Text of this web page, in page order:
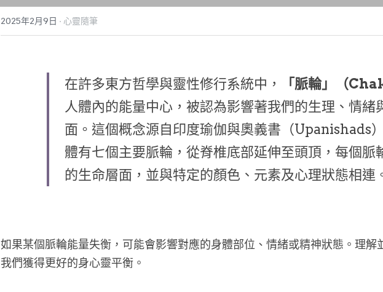
2025年2月9日 · 心靈隨筆
在許多東方哲學與靈性修行系統中，
「脈輪」（
人體內的能量中心，被認為影響著我們的生理、情緒
面。這個概念源自印度瑜伽與奧義書（Upanishads
體有七個主要脈輪，從脊椎底部延伸至頭頂，每個脈
的生命層面，並與特定的顏色、元素及心理狀態相連
如果某個脈輪能量失衡，可能會影響對應的身體部位、情緒或精神狀態。理解
我們獲得更好的身心靈平衡。